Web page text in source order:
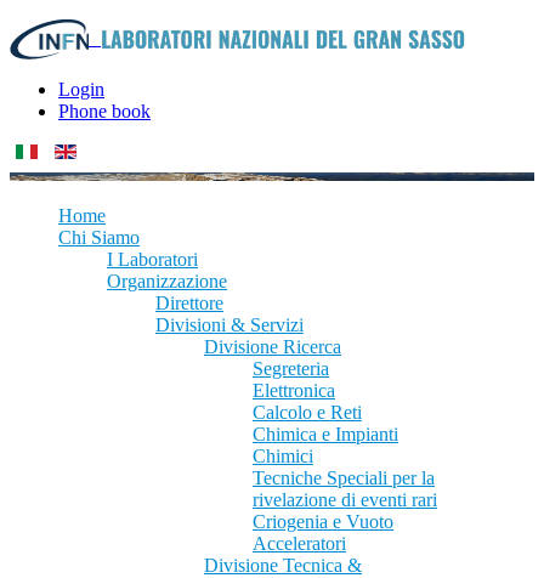
Login
Phone book
Home
Chi Siamo
I Laboratori
Organizzazione
Direttore
Divisioni & Servizi
Divisione Ricerca
Segreteria
Elettronica
Calcolo e Reti
Chimica e Impianti
Chimici
Tecniche Speciali per la
rivelazione di eventi rari
Criogenia e Vuoto
Acceleratori
Divisione Tecnica &